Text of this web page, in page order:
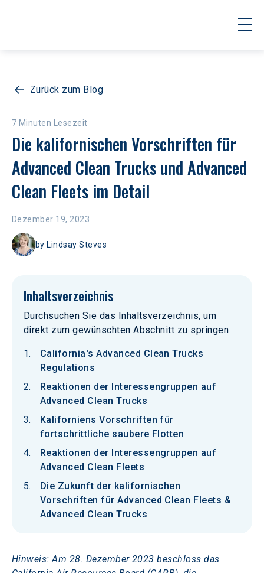
Zurück zum Blog
7 Minuten Lesezeit
Die kalifornischen Vorschriften für
Advanced Clean Trucks und Advanced
Clean Fleets im Detail
Dezember 19, 2023
by Lindsay Steves
Inhaltsverzeichnis
Durchsuchen Sie das Inhaltsverzeichnis, um
direkt zum gewünschten Abschnitt zu springen
California's Advanced Clean Trucks
Regulations
Reaktionen der Interessengruppen auf
Advanced Clean Trucks
Kaliforniens Vorschriften für
fortschrittliche saubere Flotten
Reaktionen der Interessengruppen auf
Advanced Clean Fleets
Die Zukunft der kalifornischen
Vorschriften für Advanced Clean Fleets &
Advanced Clean Trucks
Hinweis: Am 28. Dezember 2023 beschloss das